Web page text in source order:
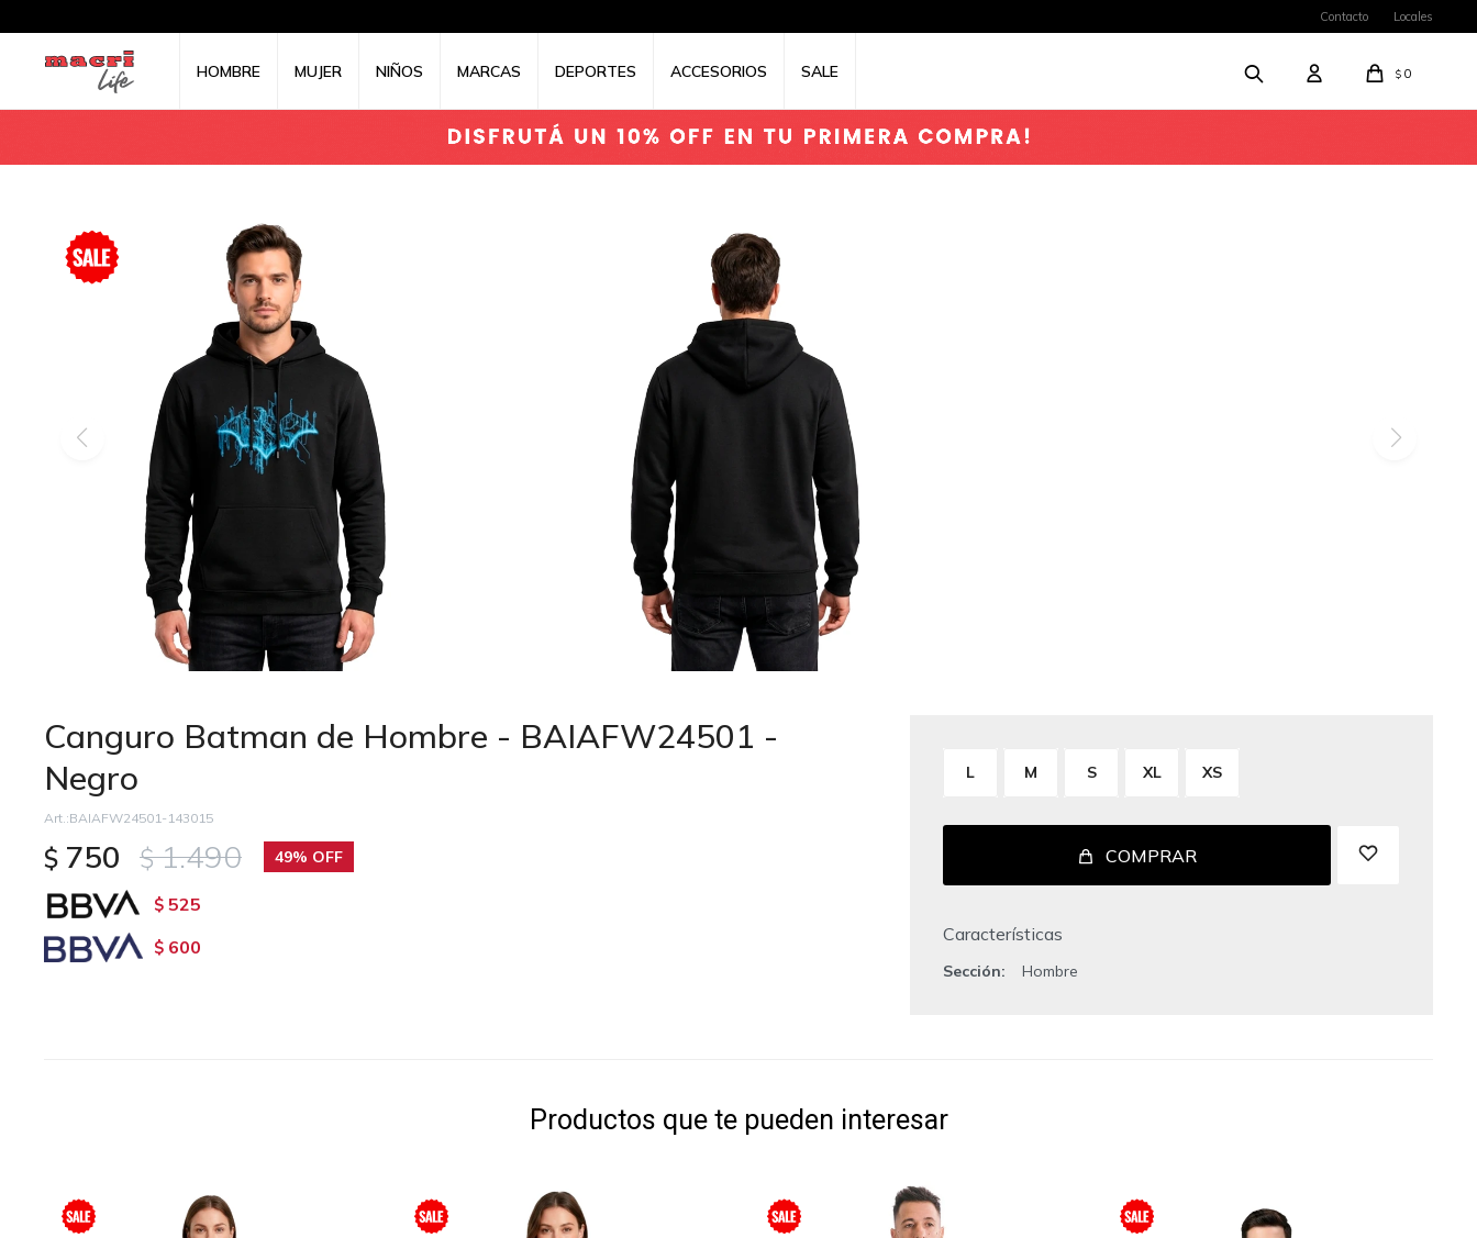
HOMBRE MUJER NIÑOS MARCAS DEPORTES ACCESORIOS SALE $ 0
Contacto Locales
Canguro Batman de Hombre - BAIAFW24501 -
Negro
BAIAFW24501-143015
$ 750 $ 1.490 49
$ 525
$ 600
L M S XL XS
COMPRAR
Características
Sección Hombre
Productos que te pueden interesar